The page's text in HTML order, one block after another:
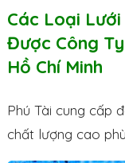
Các Loại
Được Công Ty
Hồ Chí Minh
Phú Tài cung cấp
chất lượng cao